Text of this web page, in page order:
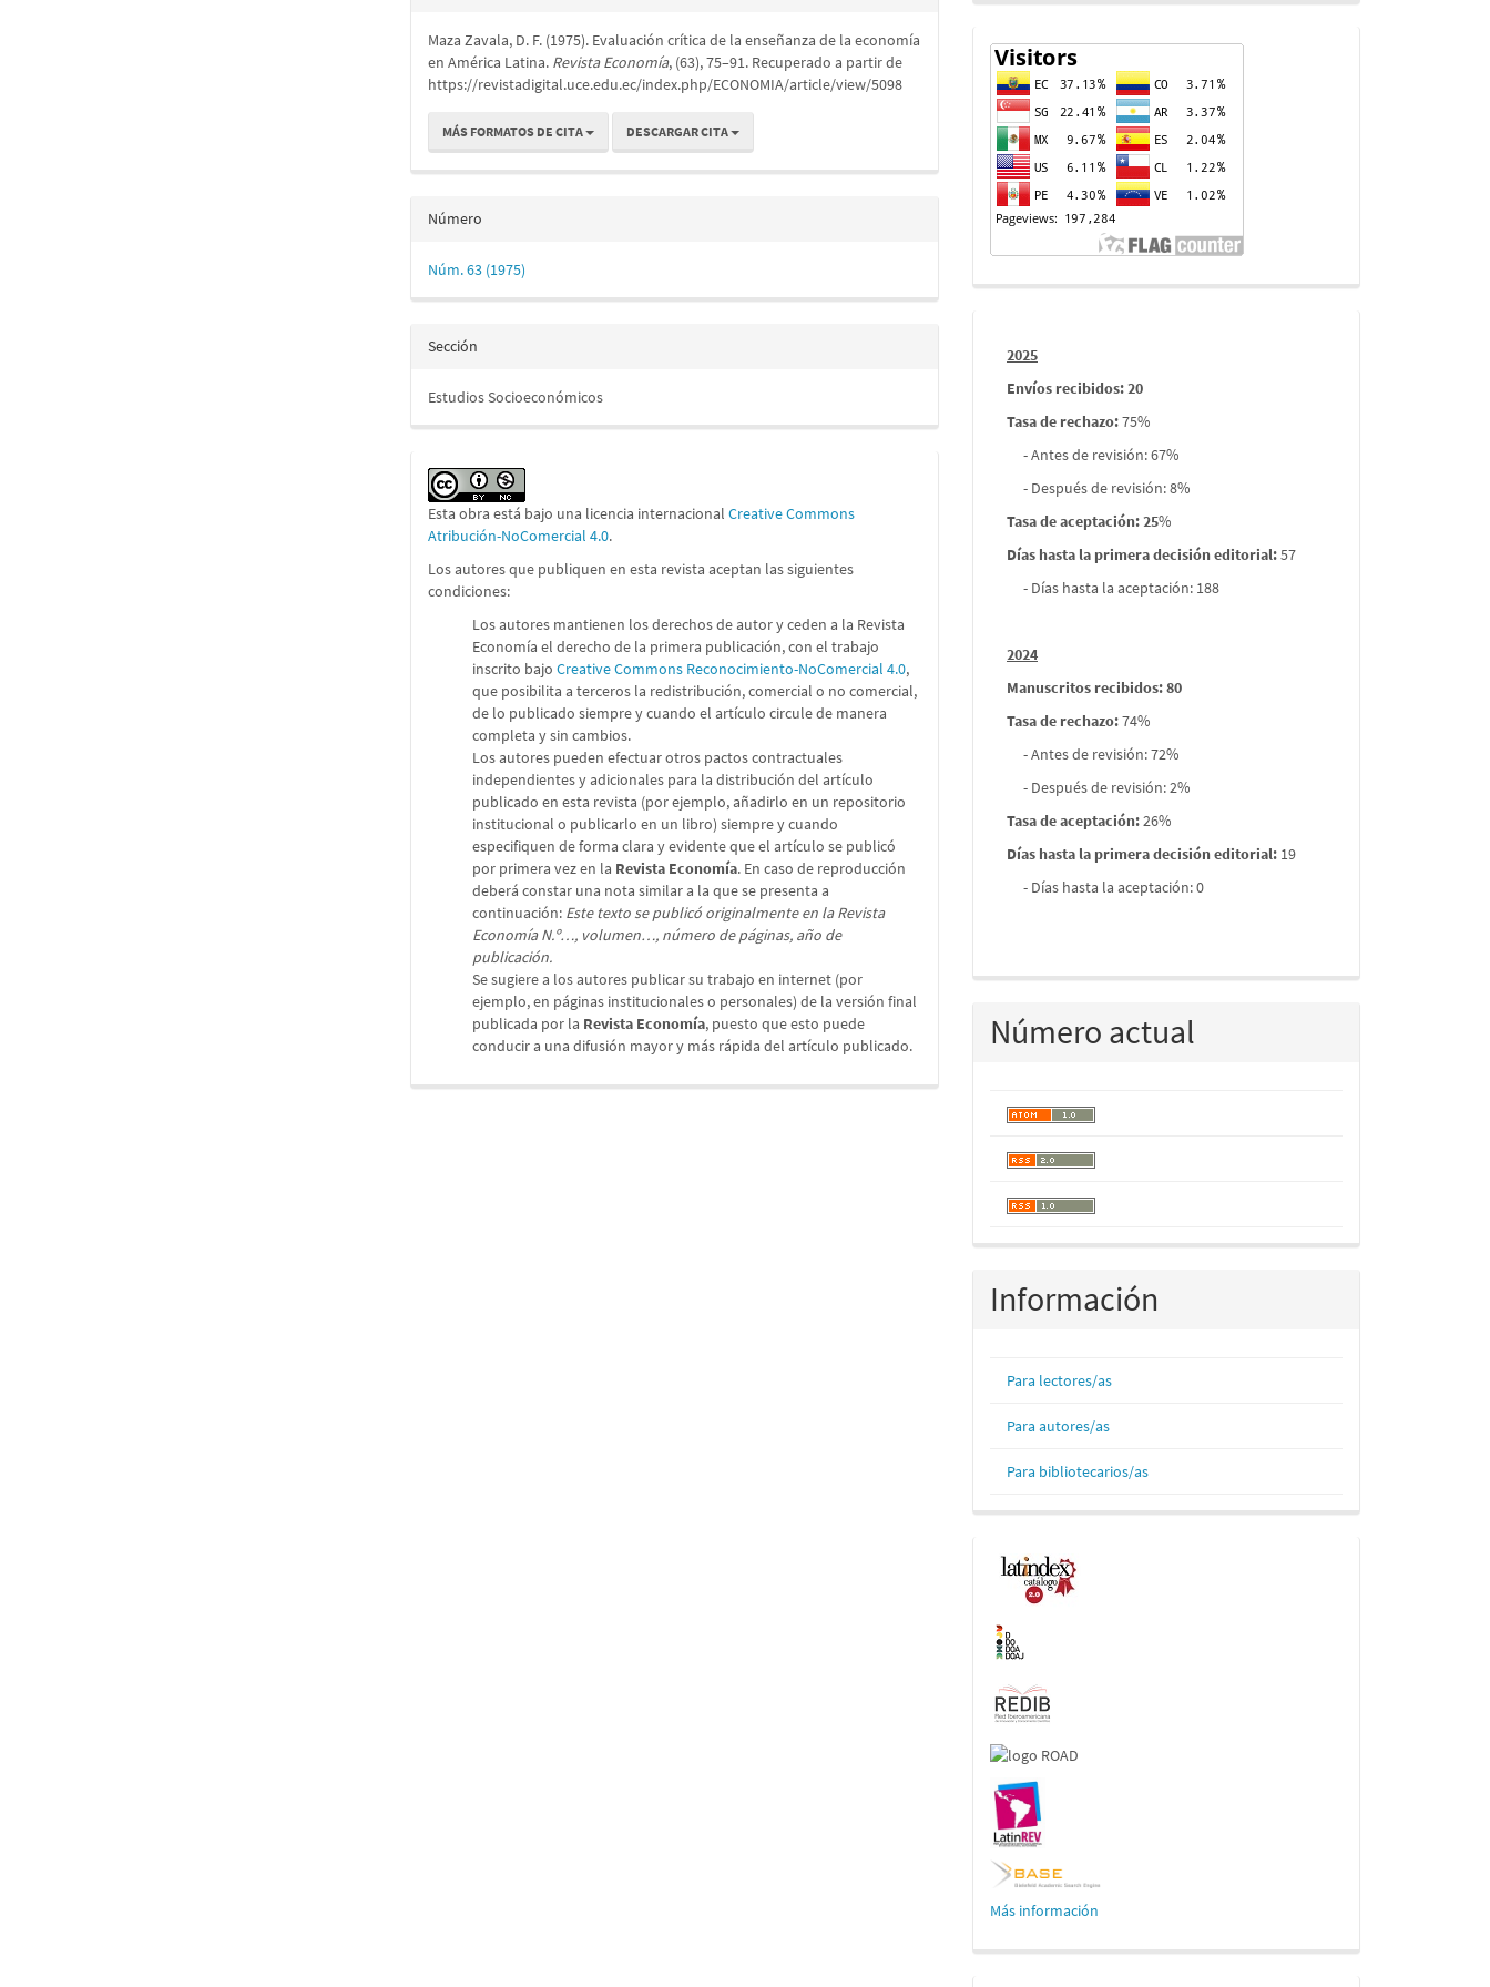
artículo
Maza Zavala, D. F. (1975). Evaluación crítica de la enseñanza de la economía
en América Latina. Revista Economía, (63), 75–91. Recuperado a partir de
https://revistadigital.uce.edu.ec/index.php/ECONOMIA/article/view/5098
MÁS FORMATOS DE CITA DESCARGAR CITA
Número
Núm. 63 (1975)
Sección
Estudios Socioeconómicos
Esta obra está bajo una licencia internacionalCreative Commons
Atribución-NoComercial 4.0.
Los autores que publiquen en esta revista aceptan las siguientes
condiciones:
Los autores mantienen los derechos de autor y ceden a la Revista
Economía el derecho de la primera publicación, con el trabajo
inscrito bajoCreative Commons Reconocimiento-NoComercial 4.0,
que posibilita a terceros la redistribución, comercial o no comercial,
de lo publicado siempre y cuando el artículo circule de manera
completa y sin cambios.
Los autores pueden efectuar otros pactos contractuales
independientes y adicionales para la distribución del artículo
publicado en esta revista (por ejemplo, añadirlo en un repositorio
institucional o publicarlo en un libro) siempre y cuando
especifiquen de forma clara y evidente que el artículo se publicó
por primera vez en la Revista Economía. En caso de reproducción
deberá constar una nota similar a la que se presenta a
continuación: Este texto se publicó originalmente en la Revista
Economía N.º…, volumen…, número de páginas, año de
publicación.
Se sugiere a los autores publicar su trabajo en internet (por
ejemplo, en páginas institucionales o personales) de la versión final
publicada por la Revista Economía, puesto que esto puede
conducir a una difusión mayor y más rápida del artículo publicado.
Contador
de
visitas
Informes
envios
2025
Envíos recibidos: 20
Tasa de rechazo:75%
- Antes de revisión: 67%
- Después de revisión: 8%
Tasa de aceptación: 25%
Días hasta la primera decisión editorial:57
- Días hasta la aceptación: 188
2024
Manuscritos recibidos: 80
Tasa de rechazo:74%
- Antes de revisión: 72%
- Después de revisión: 2%
Tasa de aceptación:26%
Días hasta la primera decisión editorial: 19
- Días hasta la aceptación: 0
Número actual
Información
Para lectores/as
Para autores/as
Para bibliotecarios/as
Indexaciones
Más información